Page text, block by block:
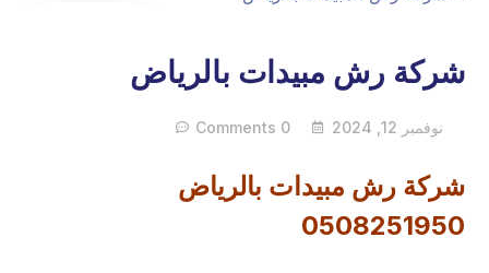
شركة رش مبيدات بالرياض
نوفمبر 12, 2024 0 Comments
شركة رش مبيدات بالرياض
0508251950